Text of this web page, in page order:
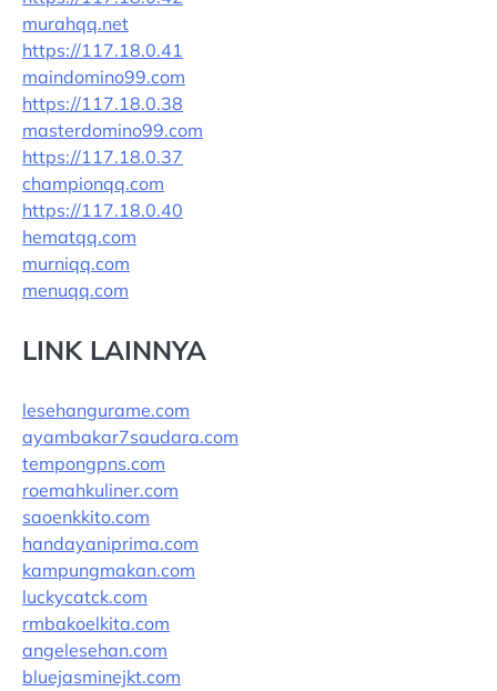
murahqq.net
https://117.18.0.41
maindomino99.com
https://117.18.0.38
masterdomino99.com
https://117.18.0.37
championqq.com
https://117.18.0.40
hematqq.com
murniqq.com
menuqq.com
LINK LAINNYA
lesehangurame.com
ayambakar7saudara.com
tempongpns.com
roemahkuliner.com
saoenkkito.com
handayaniprima.com
kampungmakan.com
luckycatck.com
rmbakoelkita.com
angelesehan.com
bluejasminejkt.com